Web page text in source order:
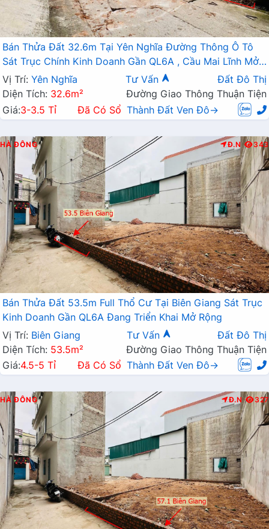
Bán Thửa Đất 32.6m Tại Yên Nghĩa Đường Thông Ô Tô
Sát Trục Chính Kinh Doanh Gần QL6A , Cầu Mai Lĩnh Mở
Rộng
Vị Trí: Yên Nghĩa Tư Vấn
Đất Đô Thị
Diện Tích: 32.6m²
Đường Giao Thông Thuận Tiện
Giá:3-3.5 Tỉ Đã Có Sổ Thành Đất Ven Đô→
HÀ ĐÔNG Đ.N 343
Bán Thửa Đất 53.5m Full Thổ Cư Tại Biên Giang Sát Trục
Kinh Doanh Gần QL6A Đang Triển Khai Mở Rộng
Vị Trí: Biên Giang Tư Vấn
Đất Đô Thị
Diện Tích: 53.5m²
Đường Giao Thông Thuận Tiện
Giá:4.5-5 Tỉ Đã Có Sổ Thành Đất Ven Đô→
HÀ ĐÔNG Đ.N 327